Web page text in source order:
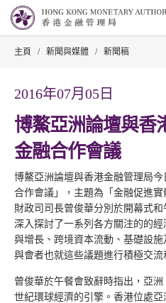
主頁 / 新聞與媒體 / 新聞稿
2016年07月05日
博鰲亞洲論壇與香
金融合作會議
博鰲亞洲論壇與香港金融管理局
合作會議」，主題為「金融促進
財政司司長曾俊華分別於開幕式
深入探討了一系列各方關注的的
與增長、跨境資本流動、基礎設
與會者也就這些議題進行積極交流
曾俊華於午餐會致辭時指出，亞
世紀環球經濟的引擎。香港位處